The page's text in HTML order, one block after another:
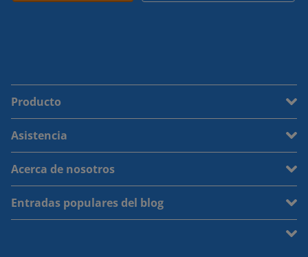
Producto
Asistencia
Acerca de nosotros
Entradas populares del blog